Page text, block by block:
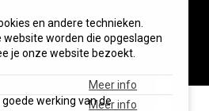
your own BXC
en andere technieken.
website worden die opgeslagen
je onze website bezoekt.
Meer info
werking van deMeer info